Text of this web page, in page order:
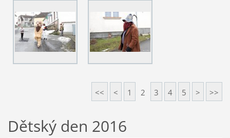
<< < 1 2 3 4 5 > >>
Dětský den 2016